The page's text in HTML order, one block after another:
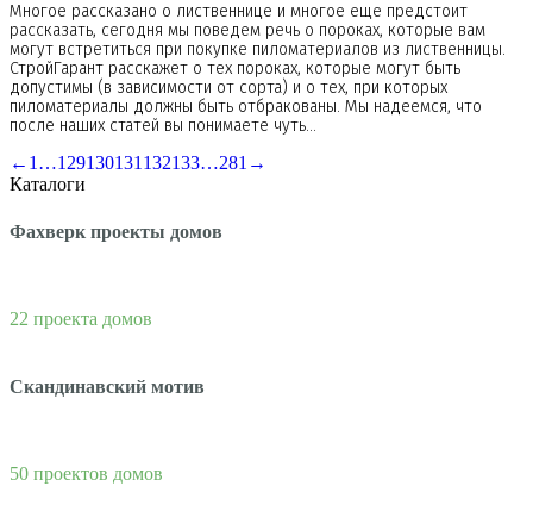
Многое рассказано о лиственнице и многое еще предстоит
рассказать, сегодня мы поведем речь о пороках, которые вам
могут встретиться при покупке пиломатериалов из лиственницы.
СтройГарант расскажет о тех пороках, которые могут быть
допустимы (в зависимости от сорта) и о тех, при которых
пиломатериалы должны быть отбракованы. Мы надеемся, что
после наших статей вы понимаете чуть…
← 1 …129130131 132133…281 →
Каталоги
Фахверк проекты домов
22 проекта домов
Скандинавский мотив
50 проектов домов